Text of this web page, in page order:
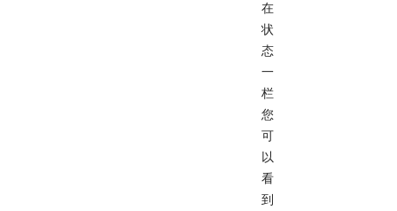
在
状
态
一
栏
您
可
以
看
到